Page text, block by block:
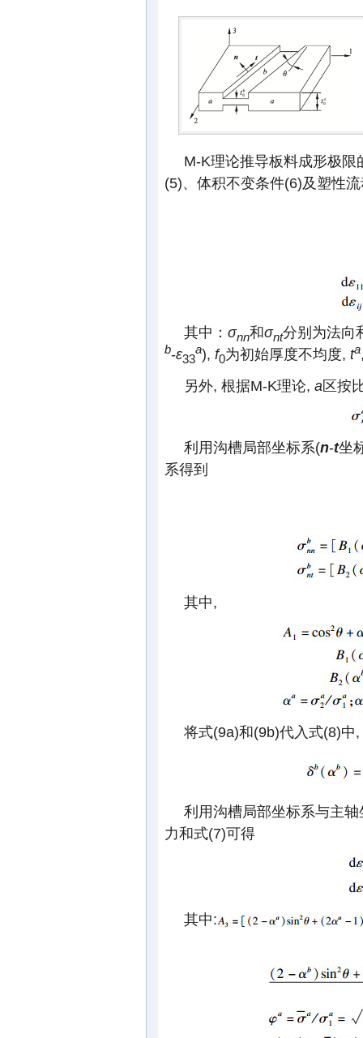
M-K理论推导板料成形极
(5)、体积不变条件(6)及塑性
其中： σnn和σnt分别为法向
b-ε33
a), f0为初始厚度不均度, ta
另外, 根据M-K理论, a区按
利用沟槽局部坐标系(n-t坐
系得到
其中,
将式(9a)和(9b)代入式(8)中
利用沟槽局部坐标系与主
力和式(7)可得
其中: